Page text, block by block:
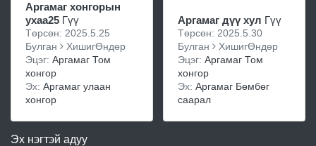
Аргамаг хонгорын
ухаа25 Гүү
Төрсөн: 2025.5.25
Булган
ХишигӨндөр
Эцэг: Аргамаг Том
хонгор
Эх: Аргамаг улаан
хонгор
Аргамаг дүү хул Гүү
Төрсөн: 2025.5.30
Булган
ХишигӨндөр
Эцэг: Аргамаг Том
хонгор
Эх: Аргамаг Бөмбөг
саарал
Эх нэгтэй адуу